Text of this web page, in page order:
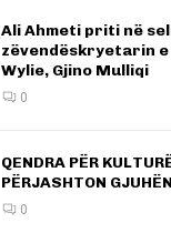
Ali Ahmeti priti në
zëvendëskryetarin e
Wylie, Gjino Mulliqi
0
QENDRA PËR
PËRJASHTON
0